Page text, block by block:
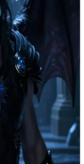
あるアズリエルは、
影に包まれた世界へ
手に対してのみ、そ
間を共有する。